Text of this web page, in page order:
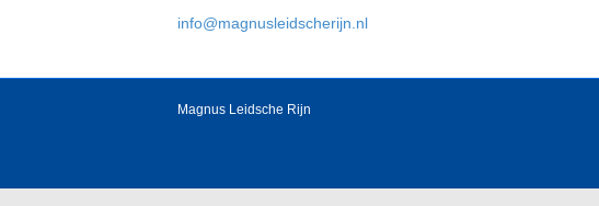
info@magnusleidscherijn.nl
Magnus Leidsche Rijn